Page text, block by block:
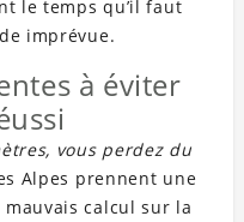
le temps qu’il faut
imprévue.
à éviter
vous perdez du
Alpes prennent une
calcul sur la